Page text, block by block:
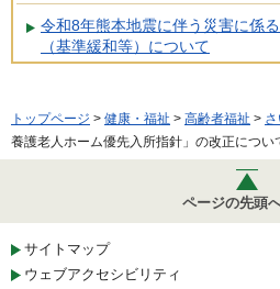
令和8年熊本地震に伴う災害に係
（基準緩和等）について
トップページ > 健康・福祉 > 高齢者福祉 >
養護老人ホーム優先入所指針」の改正につい
ページの先頭
サイトマップ
ウェブアクセシビリティ